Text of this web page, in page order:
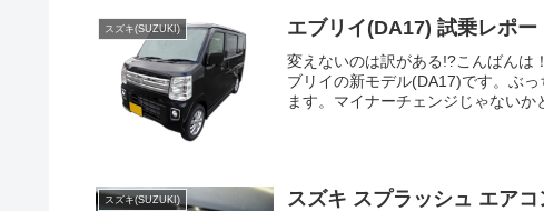
スズキ(SUZUKI) エブリイ(DA17) 試乗レポー
変えないのは訳がある!?こんばんは
ブリイの新モデル(DA17)です。ぶ
ます。マイナーチェンジじゃないか
スズキ(SUZUKI) スズキ スプラッシュ エア